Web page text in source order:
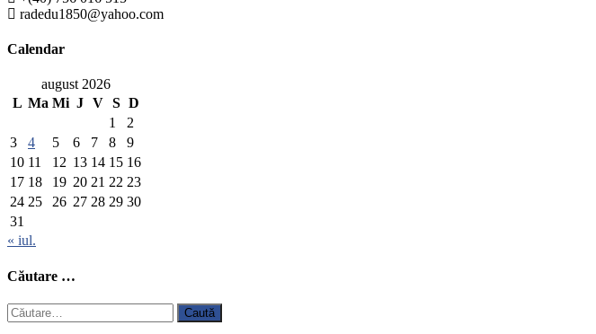
radedu1850@yahoo.com
Calendar
august 2026
L Ma Mi J V S D
1
2
3
4 5 6 7 8
9
10 11 12 13 14 15 16
17 18 19 20 21 22 23
24 25 26 27 28 29 30
31
« iul.
Căutare …
Caută
după: